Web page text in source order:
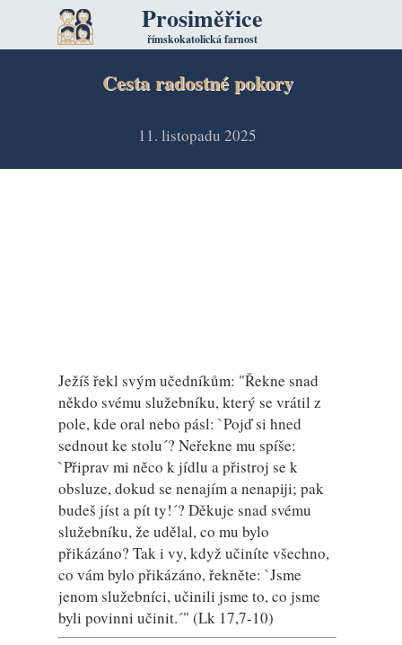
Prosiměřice
římskokatolická farnost
11. listopadu 2025
Cesta radostné pokory
Ježíš řekl svým učedníkům: "Řekne snad
někdo svému služebníku, který se vrátil z
pole, kde oral nebo pásl: `Pojď si hned
sednout ke stolu´? Neřekne mu spíše:
`Připrav mi něco k jídlu a přistroj se k
obsluze, dokud se nenajím a nenapiji; pak
budeš jíst a pít ty!´? Děkuje snad svému
služebníku, že udělal, co mu bylo
přikázáno? Tak i vy, když učiníte všechno,
co vám bylo přikázáno, řekněte: `Jsme
jenom služebníci, učinili jsme to, co jsme
byli povinni učinit.´" (Lk 17,7-10)